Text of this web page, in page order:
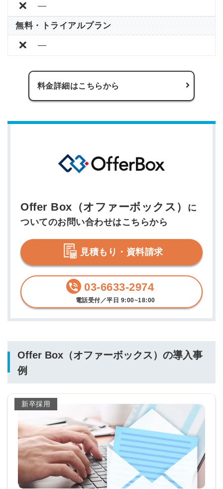
―
無料・トライアルプラン
―
料金詳細はこちらから
Offer Box（オファーボックス）
に
ついてのお問い合わせはこちらから
見積もり・資料請求
03-6633-2974
電話受付／平日 9:00~18:00
Offer Box（オファーボックス）の導入事
例
新卒採用